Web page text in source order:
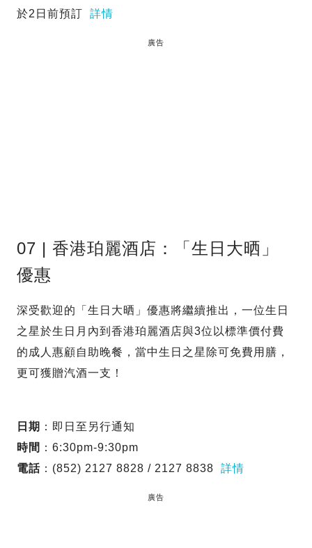
於2日前預訂
詳情
廣告
07 | 香港珀麗酒店：「生日大晒」
優惠
深受歡迎的「生日大晒」優惠將繼續推出，一位生日
之星於生日月內到香港珀麗酒店與3位以標準價付費
的成人惠顧自助晚餐，當中生日之星除可免費用膳，
更可獲贈汽酒一支！
日期 ：即日至另行通知
時間 ：6:30pm-9:30pm
電話 ：(852) 2127 8828 / 2127 8838 詳情
廣告